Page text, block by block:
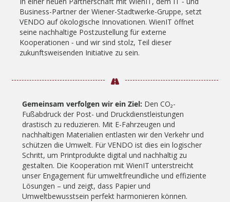
Business-Partner der Wiener-Stadtwerke-Gruppe, setzt
VENDO auf ökologische Innovationen. WienIT öffnet
seine nachhaltige Postzustellung für externe
Kooperationen ‒ und wir sind stolz, Teil dieser
zukunftsweisenden Initiative zu sein.
Gemeinsam verfolgen wir ein Ziel: Den CO₂-
Fußabdruck der Post- und Druckdienstleistungen
drastisch zu reduzieren. Mit E-Fahrzeugen und
nachhaltigen Materialien entlasten wir den Verkehr und
schützen die Umwelt. Für VENDO ist dies ein logischer
Schritt, um Printprodukte digital und nachhaltig zu
gestalten. Die Kooperation mit WienIT unterstreicht
unser Engagement für umweltfreundliche und effiziente
Lösungen – und zeigt, dass Papier und
Umweltbewusstsein perfekt harmonieren können.